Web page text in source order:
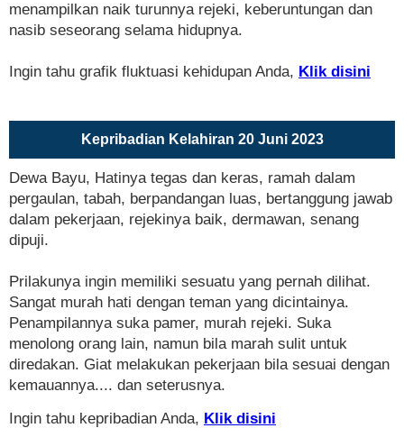
menampilkan naik turunnya rejeki, keberuntungan dan
nasib seseorang selama hidupnya.
Ingin tahu grafik fluktuasi kehidupan Anda, Klik disini
Kepribadian Kelahiran 20 Juni 2023
Dewa Bayu, Hatinya tegas dan keras, ramah dalam
pergaulan, tabah, berpandangan luas, bertanggung jawab
dalam pekerjaan, rejekinya baik, dermawan, senang
dipuji.
Prilakunya ingin memiliki sesuatu yang pernah dilihat.
Sangat murah hati dengan teman yang dicintainya.
Penampilannya suka pamer, murah rejeki. Suka
menolong orang lain, namun bila marah sulit untuk
diredakan. Giat melakukan pekerjaan bila sesuai dengan
kemauannya.... dan seterusnya.
Ingin tahu kepribadian Anda, Klik disini